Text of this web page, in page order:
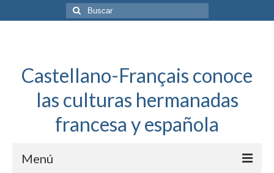
Buscar
por:
Castellano-Français conoce
las culturas hermanadas
francesa y española
Menú